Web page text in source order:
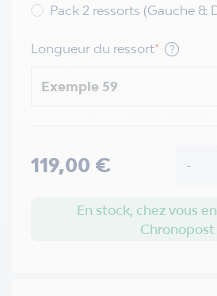
Pack 2 ressorts (Gauche &
Longueur du ressort*
119,00 € -
En stock, chez vous
Chronopost